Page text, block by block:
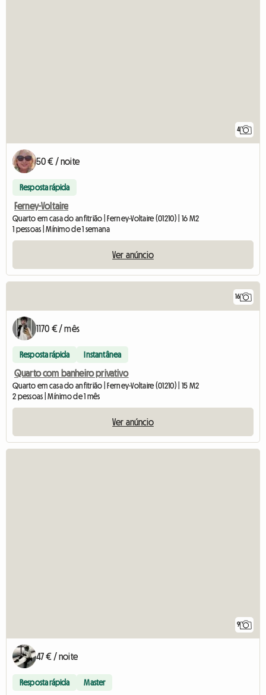
4
50 € / noite
Resposta rápida
Ferney-Voltaire
Quarto em casa do anfitrião | Ferney-Voltaire (01210) | 16 M2
1 pessoas | Mínimo de 1 semana
Ver anúncio
16
1170 € / mês
Resposta rápida Instantânea
Quarto com banheiro privativo
Quarto em casa do anfitrião | Ferney-Voltaire (01210) | 15 M2
2 pessoas | Mínimo de 1 mês
Ver anúncio
9
47 € / noite
Resposta rápida Master